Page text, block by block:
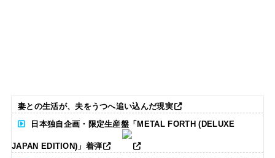
妻との生活が、夫をうつへ追い込んだ現実
日本独自企画・限定生産盤「METAL FORTH (DELUXE
JAPAN EDITION)」着弾